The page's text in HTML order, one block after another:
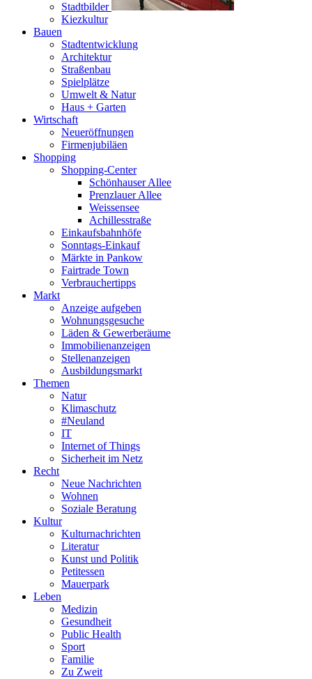
Stadtbilder
Kiezkultur
Bauen
Stadtentwicklung
Architektur
Straßenbau
Spielplätze
Umwelt & Natur
Haus + Garten
Wirtschaft
Neueröffnungen
Firmenjubiläen
Shopping
Shopping-Center
Schönhauser Allee
Prenzlauer Allee
Weissensee
Achillesstraße
Einkaufsbahnhöfe
Sonntags-Einkauf
Märkte in Pankow
Fairtrade Town
Verbrauchertipps
Markt
Anzeige aufgeben
Wohnungsgesuche
Läden & Gewerberäume
Immobilienanzeigen
Stellenanzeigen
Ausbildungsmarkt
Themen
Natur
Klimaschutz
#Neuland
IT
Internet of Things
Sicherheit im Netz
Recht
Neue Nachrichten
Wohnen
Soziale Beratung
Kultur
Kulturnachrichten
Literatur
Kunst und Politik
Petitessen
Mauerpark
Leben
Medizin
Gesundheit
Public Health
Sport
Familie
Zu Zweit